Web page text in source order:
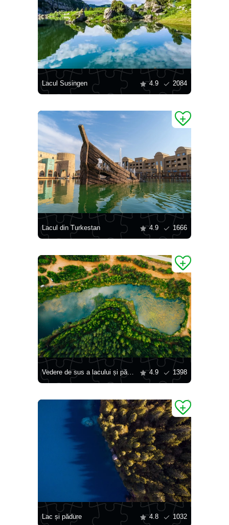
Lacul Susingen 4.9 2084
Lacul din Turkestan 4.9 1666
Vedere de sus a lacului și pădurii 4.9 1398
Lac și pădure 4.8 1032